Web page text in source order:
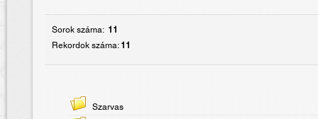
Sorok száma: 11
Rekordok száma:11
Szarvas